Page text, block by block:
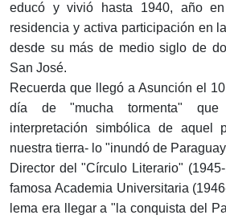
educó y vivió hasta 1940, año
residencia y activa participación en
desde su más de medio siglo de
San José.
Recuerda que llegó a Asunción el
día de "mucha tormenta"
interpretación simbólica de aquel
nuestra tierra- lo "inundó de
Director del "Círculo Literario"
famosa Academia Universitaria
lema era llegar a "la conquista del